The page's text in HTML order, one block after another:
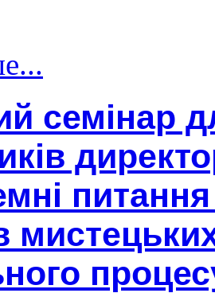
семінар